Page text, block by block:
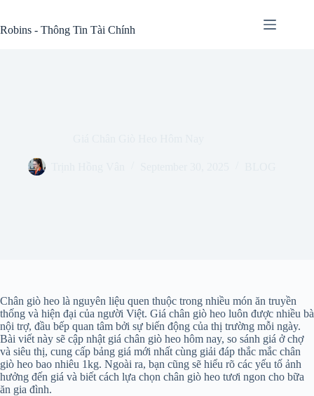
content
Robins - Thông Tin Tài Chính
Chân giò heo là nguyên liệu quen thuộc trong nhiều món ăn truyền
thống và hiện đại của người Việt. Giá chân giò heo luôn được nhiều bà
nội trợ, đầu bếp quan tâm bởi sự biến động của thị trường mỗi ngày.
Bài viết này sẽ cập nhật giá chân giò heo hôm nay, so sánh giá ở chợ
và siêu thị, cung cấp bảng giá mới nhất cùng giải đáp thắc mắc chân
giò heo bao nhiêu 1kg. Ngoài ra, bạn cũng sẽ hiểu rõ các yếu tố ảnh
hưởng đến giá và biết cách lựa chọn chân giò heo tươi ngon cho bữa
ăn gia đình.